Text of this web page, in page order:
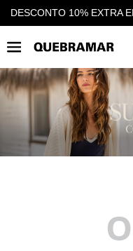
SITE E GANHE AINDA